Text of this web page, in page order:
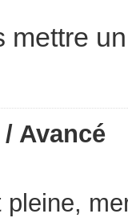
mettre
Avancé